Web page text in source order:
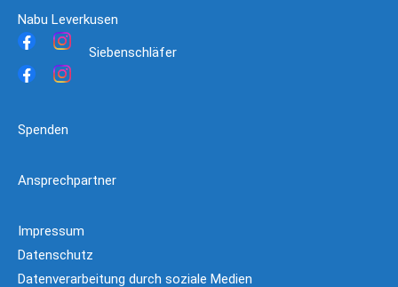
Nabu Leverkusen
Siebenschläfer
Spenden
Ansprechpartner
Impressum
Datenschutz
Datenverarbeitung durch soziale Medien